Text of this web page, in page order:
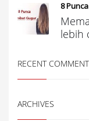
8
lebih
RECENT
ARCHIVES